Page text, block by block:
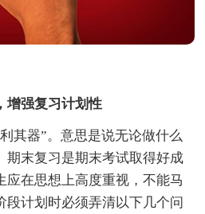
增强复习计划性
器”。意思是说无论做什么
期末复习是期末考试取得好成
应在思想上高度重视，不能马
段计划时必须弄清以下几个问